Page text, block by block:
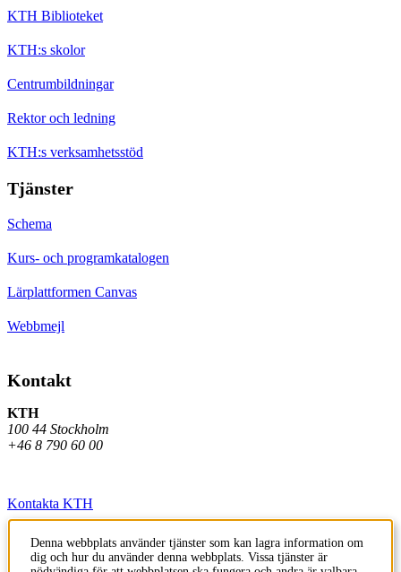
KTH Biblioteket
KTH:s skolor
Centrumbildningar
Rektor och ledning
KTH:s verksamhetsstöd
Tjänster
Schema
Kurs- och programkatalogen
Lärplattformen Canvas
Webbmejl
Kontakt
KTH
100 44 Stockholm
+46 8 790 60 00
Kontakta KTH
Jobba på KTH
Denna webbplats använder tjänster som kan lagra information om
dig och hur du använder denna webbplats. Vissa tjänster är